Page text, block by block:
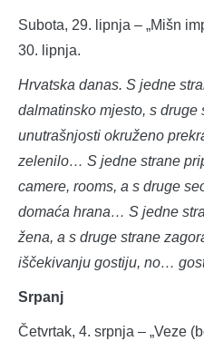
Subota, 29. lipnja – „Mišn
30. lipnja.
Hrvatska danas. S jedne
dalmatinsko mjesto, s druge
unutrašnjosti okruženo
zelenilo… S jedne strane
camere, rooms, a s druge
domaća hrana… S jedne
žena, a s druge strane
iščekivanju gostiju, no…
Srpanj
Četvrtak, 4. srpnja – „Veze